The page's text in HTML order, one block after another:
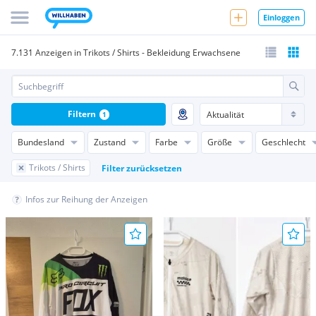
Einloggen
7.131 Anzeigen in Trikots / Shirts - Bekleidung Erwachsene
Bundesland Zustand Farbe Größe Geschlecht
Trikots / Shirts Filter zurücksetzen
Filtern 1
Infos zur Reihung der Anzeigen